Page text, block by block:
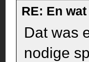
RE: En
Dat was
nodige